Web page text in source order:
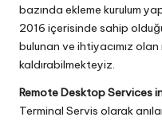
bazında ekleme kurulum
2016 içerisinde sahip
bulunan ve ihtiyacımız
kaldırabilmekteyiz.
Remote Desktop Services
Terminal Servis olarak